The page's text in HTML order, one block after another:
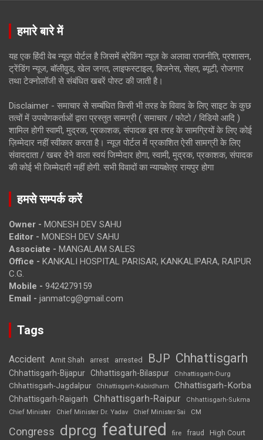
हमारे बारे में
यह एक हिंदी वेब न्यूज़ पोर्टल है जिसमें ब्रेकिंग न्यूज़ के अलावा राजनीति, प्रशासन,
ट्रेंडिंग न्यूज, बॉलीवुड, खेल जगत, लाइफस्टाइल, बिजनेस, सेहत, ब्यूटी, रोजगार
तथा टेक्नोलॉजी से संबंधित खबरें पोस्ट की जाती है।
Disclaimer - समाचार से सम्बंधित किसी भी तरह के विवाद के लिए साइट के कुछ
तत्वों में उपयोगकर्ताओं द्वारा प्रस्तुत सामग्री ( समाचार / फोटो / विडियो आदि )
शामिल होगी स्वामी, मुद्रक, प्रकाशक, संपादक इस तरह के सामग्रियों के लिए कोई
ज़िम्मेदार नहीं स्वीकार करता है। न्यूज़ पोर्टल में प्रकाशित ऐसी सामग्री के लिए
संवाददाता / खबर देने वाला स्वयं जिम्मेदार होगा, स्वामी, मुद्रक, प्रकाशक, संपादक
की कोई भी जिम्मेदारी नहीं होगी. सभी विवादों का न्यायक्षेत्र रायपुर होगा
हमसे सम्पर्क करें
Owner - MONESH DEV SAHU
Editor - MONESH DEV SAHU
Associate - MANGALAM SALES
Office - KANKALI HOSPITAL PARISAR, KANKALIPARA, RAIPUR
C.G.
Mobile - 9424279159
Email - janmatcg@gmail.com
Tags
Accident Amit Shah arrest arrested BJP Chhattisgarh
Chhattisgarh-Bijapur Chhattisgarh-Bilaspur Chhattisgarh-Durg
Chhattisgarh-Jagdalpur Chhattisgarh-Kabirdham Chhattisgarh-Korba
Chhattisgarh-Raigarh Chhattisgarh-Raipur
Chhattisgarh-Sukma
Chief Minister
Chief Minister Dr. Yadav Chief Minister Sai CM
Congress dprcg featured fire fraud High Court